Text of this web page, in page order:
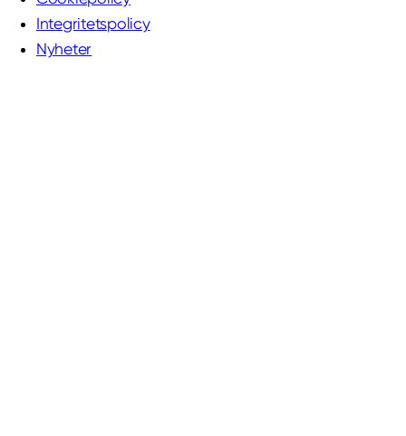
Integritetspolicy
Nyheter